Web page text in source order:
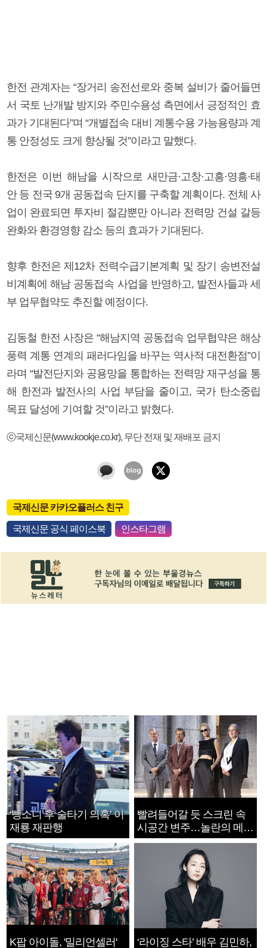
한전 관계자는 “장거리 송전선로와 중복 설비가 줄어들면
서 국토 난개발 방지와 주민수용성 측면에서 긍정적인 효
과가 기대된다”며 “개별접속 대비 계통수용 가능용량과 계
통 안정성도 크게 향상될 것”이라고 말했다.
한전은 이번 해남을 시작으로 새만금·고창·고흥·영흥·태
안 등 전국 9개 공동접속 단지를 구축할 계획이다. 전체 사
업이 완료되면 투자비 절감뿐만 아니라 전력망 건설 갈등
완화와 환경영향 감소 등의 효과가 기대된다.
향후 한전은 제12차 전력수급기본계획 및 장기 송변전설
비계획에 해남 공동접속 사업을 반영하고, 발전사들과 세
부 업무협약도 추진할 예정이다.
김동철 한전 사장은 “해남지역 공동접속 업무협약은 해상
풍력 계통 연계의 패러다임을 바꾸는 역사적 대전환점”이
라며 “발전단지와 공용망을 통합하는 전력망 재구성을 통
해 한전과 발전사의 사업 부담을 줄이고, 국가 탄소중립
목표 달성에 기여할 것”이라고 밝혔다.
ⓒ국제신문(www.kookje.co.kr), 무단 전재 및 재배포 금지
국제신문 카카오플러스 친구
국제신문 공식 페이스북 인스타그램
‘뺑소니 후 술타기 의혹’ 이
재룡 재판행
빨려들어갈 듯 스크린 속
시공간 변주…놀란의 메시
지는 ‘전쟁 속죄’
K팝 아이돌, '밀리언셀러' ‘라이징 스타’ 배우 김민하,